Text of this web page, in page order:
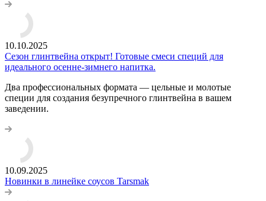
10.10.2025
Сезон глинтвейна открыт! Готовые смеси специй для
идеального осенне-зимнего напитка.
Два профессиональных формата — цельные и молотые
специи для создания безупречного глинтвейна в вашем
заведении.
10.09.2025
Новинки в линейке соусов Tarsmak